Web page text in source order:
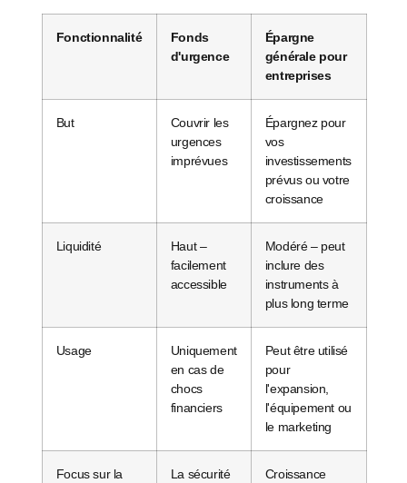
Fonctionnalité
Fonds
d'urgence
Épargne
générale pour
entreprises
But
Couvrir les
urgences
imprévues
Épargnez pour
vos
investissements
prévus ou votre
croissance
Liquidité
Haut –
facilement
accessible
Modéré – peut
inclure des
instruments à
plus long terme
Usage
Uniquement
en cas de
chocs
financiers
Peut être utilisé
pour
l'expansion,
l'équipement ou
le marketing
Focus sur la
La sécurité
Croissance